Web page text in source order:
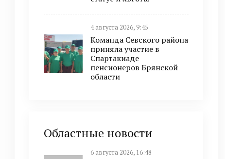
4 августа 2026, 9:45
Команда Севского района
приняла участие в
Спартакиаде
пенсионеров Брянской
области
Областные новости
6 августа 2026, 16:48